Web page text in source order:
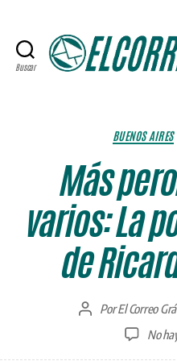
Buscar
BUENOS AIRES
Más
varios: La
de
AutorPorEl Correo
No